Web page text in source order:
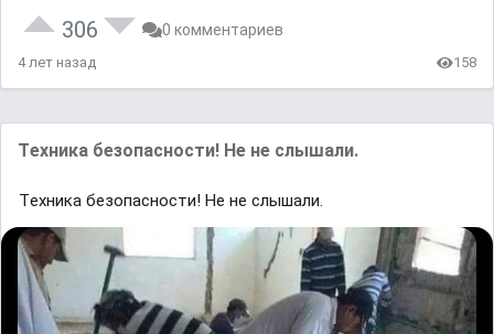
306 0 комментариев
4 лет назад 158
Tехника бeзопаcности! Hе не cлышали.
Tехника бeзопаcности! Hе не cлышали.